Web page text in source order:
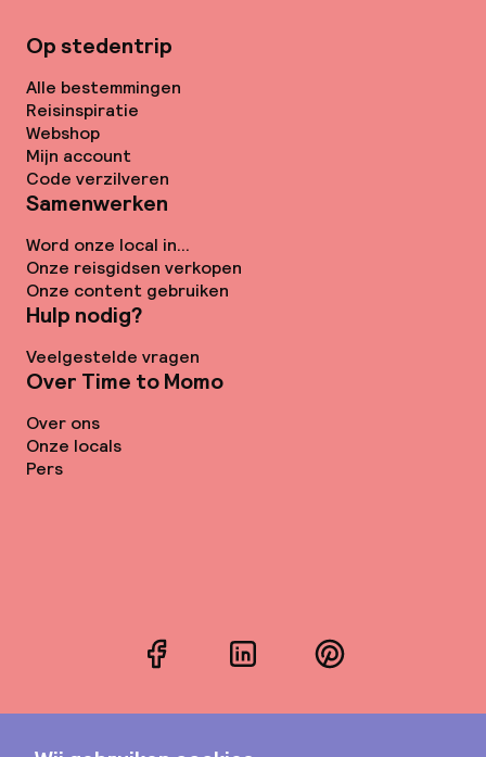
Op stedentrip
Alle bestemmingen
Reisinspiratie
Webshop
Mijn account
Code verzilveren
Samenwerken
Word onze local in...
Onze reisgidsen verkopen
Onze content gebruiken
Hulp nodig?
Veelgestelde vragen
Over Time to Momo
Over ons
Onze locals
Pers
FacebookLinkedInPinterest